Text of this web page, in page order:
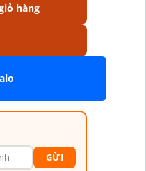
hàng
GỪI